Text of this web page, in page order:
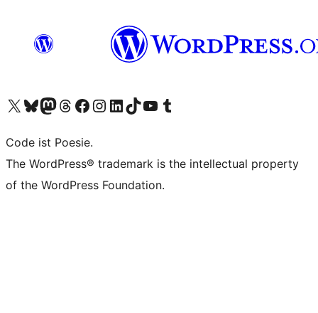
Unser X-Konto (früher Twitter) besuchen
Unser Bluesky-Konto besuchen
Unser Mastodon-Konto besuchen
Unser Threads-Konto besuchen
Unsere Facebook-Seite besuchen
Unser Instagram-Konto besuchen
Unser LinkedIn-Konto besuchen
Unser TikTok-Konto besuchen
Unseren YouTube-Kanal besuchen
Unser Tumblr-Konto besuchen
Code ist Poesie.
The WordPress® trademark is the intellectual property
of the WordPress Foundation.